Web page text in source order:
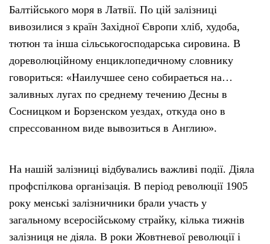
Балтійського моря в Латвії. По цій залізниці
вивозилися з країн Західної Європи хліб, худоба,
тютюн та інша сільськогосподарська сировина. В
дореволюційному енциклопедичному словнику
говориться: «Наилучшее сено собираеться на…
заливных лугах по среднему течению Десны в
Сосницком и Борзенском уездах, откуда оно в
спрессованном виде вывозиться в Англию».
На нашій залізниці відбувались важливі події. Діяла
профспілкова організація. В період революції 1905
року менські залізничники брали участь у
загальному всеросійському страйку, кілька тижнів
залізниця не діяла. В роки Жовтневої революції і